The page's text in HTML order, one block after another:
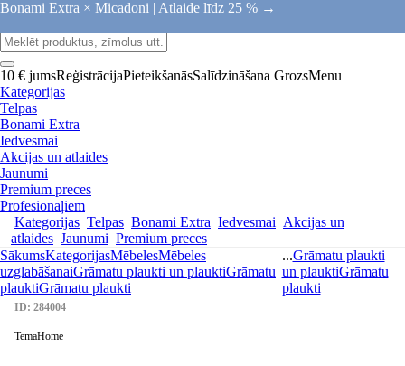
Bonami Extra × Micadoni | Atlaide līdz 25 % →
10 € jumsReģistrācijaPieteikšanāsSalīdzināšana GrozsMenu
Kategorijas
Telpas
Bonami Extra
Iedvesmai
Akcijas un atlaides
Jaunumi
Premium preces
Profesionāļiem
Kategorijas Telpas Bonami Extra Iedvesmai Akcijas un
atlaides Jaunumi Premium preces
SākumsKategorijasMēbelesMēbeles
uzglabāšanaiGrāmatu plaukti un plauktiGrāmatu
plauktiGrāmatu plaukti
...Grāmatu plaukti
un plauktiGrāmatu
plaukti
ID: 284004
TemaHome